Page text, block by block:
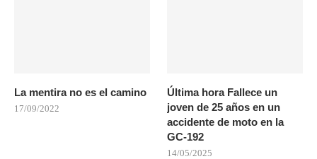
La mentira no es el camino
17/09/2022
Última hora Fallece un
joven de 25 años en un
accidente de moto en la
GC-192
14/05/2025